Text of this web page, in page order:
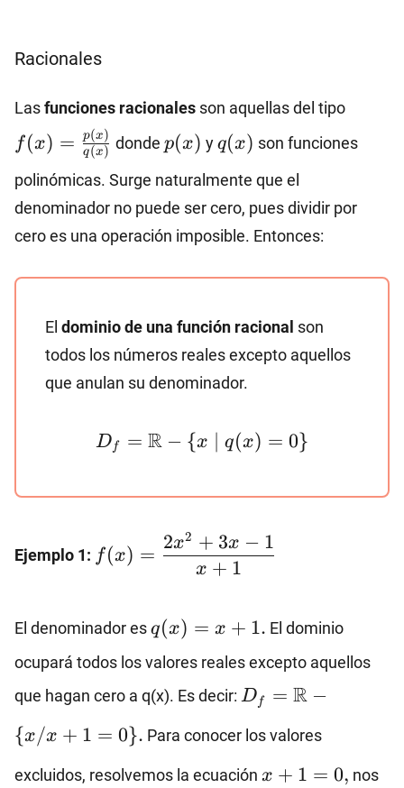
Racionales
Lasfunciones racionales son aquellas del tipo
f(x) = q(x)
p(x) donde p(x)
p(x) y q(x)
q(x) son funciones
polinómicas. Surge naturalmente que el
denominador no puede ser cero, pues dividir por
cero es una operación imposible. Entonces:
El dominio de una función racional son
todos los números reales excepto aquellos
que anulan su denominador.
D_f=\mathbb{R}-
\{x~|~q(x)=0\}
D f = R − {x ∣ q(x) = 0}
Ejemplo 1:
f(x)=\dfrac{2x^2+3x-
1}{x+1}
f(x) =
x + 1
2x2 + 3x − 1
El denominador es q(x)=x+1.
q(x) = x + 1. El dominio
ocupará todos los valores reales excepto aquellos
que hagan cero a q(x). Es decir: D_f=\mathbb{R}-
\{x/x+1=0\}.
D f = R −
{x/x + 1 = 0}. Para conocer los valores
excluidos, resolvemos la ecuación x+1=0,
x + 1 = 0, nos